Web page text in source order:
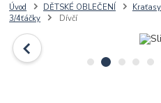
Úvod DĚTSKÉ OBLEČENÍ
3/4ťáčky
Dívčí